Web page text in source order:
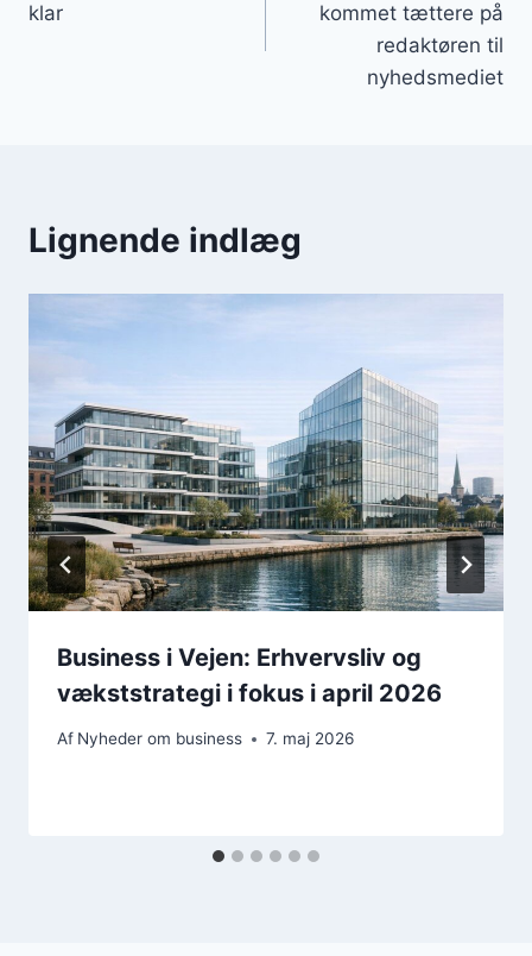
klar
kommet tættere på
redaktøren til
nyhedsmediet
Lignende indlæg
Business i Vejen: Erhvervsliv og
vækststrategi i fokus i april 2026
Af Nyheder om business 7. maj 2026